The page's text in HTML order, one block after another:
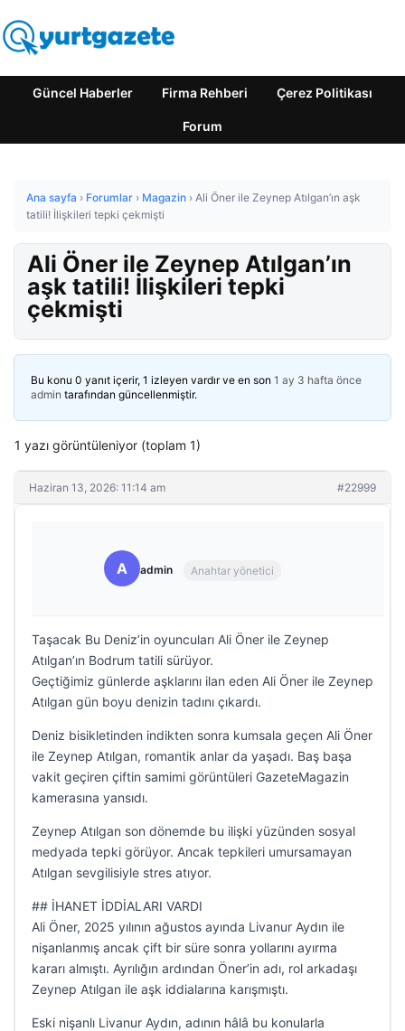
Güncel Haberler Firma Rehberi Çerez Politikası
Forum
Ana sayfa › Forumlar › Magazin › Ali Öner ile Zeynep Atılgan’ın aşk
tatili! İlişkileri tepki çekmişti
Ali Öner ile Zeynep Atılgan’ın
aşk tatili! İlişkileri tepki
çekmişti
Bu konu 0 yanıt içerir, 1 izleyen vardır ve en son 1 ay 3 hafta önce
admin tarafından güncellenmiştir.
1 yazı görüntüleniyor (toplam 1)
Haziran 13, 2026: 11:14 am #22999
A admin Anahtar yönetici
Taşacak Bu Deniz’in oyuncuları Ali Öner ile Zeynep
Atılgan’ın Bodrum tatili sürüyor.
Geçtiğimiz günlerde aşklarını ilan eden Ali Öner ile Zeynep
Atılgan gün boyu denizin tadını çıkardı.
Deniz bisikletinden indikten sonra kumsala geçen Ali Öner
ile Zeynep Atılgan, romantik anlar da yaşadı. Baş başa
vakit geçiren çiftin samimi görüntüleri GazeteMagazin
kamerasına yansıdı.
Zeynep Atılgan son dönemde bu ilişki yüzünden sosyal
medyada tepki görüyor. Ancak tepkileri umursamayan
Atılgan sevgilisiyle stres atıyor.
## İHANET İDDİALARI VARDI
Ali Öner, 2025 yılının ağustos ayında Livanur Aydın ile
nişanlanmış ancak çift bir süre sonra yollarını ayırma
kararı almıştı. Ayrılığın ardından Öner’in adı, rol arkadaşı
Zeynep Atılgan ile aşk iddialarına karışmıştı.
Eski nişanlı Livanur Aydın, adının hâlâ bu konularla